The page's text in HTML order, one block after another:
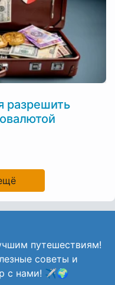
разрешить
путешествиям!
советы и
с нами! ✈️🌍